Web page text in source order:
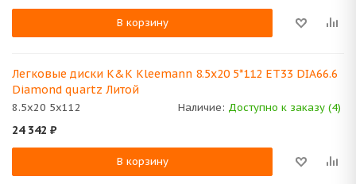
В корзину
Легковые диски K&K Kleemann 8.5x20 5*112 ET33 DIA66.6
Diamond quartz Литой
8.5x20 5x112 Наличие: Доступно к заказу (4)
24 342 ₽
В корзину